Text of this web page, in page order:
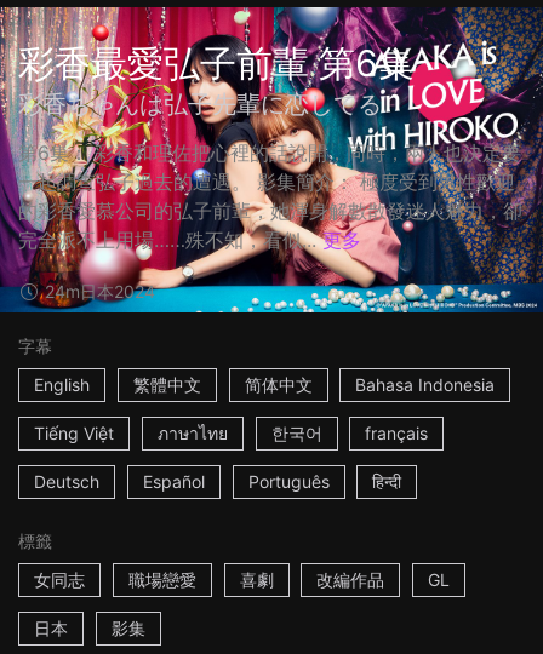
彩香最愛弘子前輩 第6集
彩香ちゃんは弘子先輩に恋してる
第6集： 彩香和理佐把心裡的話說開，同時，兩人也決定要
一起調查弘子過去的遭遇。 影集簡介： 極度受到男性歡迎
的彩香愛慕公司的弘子前輩，她渾身解數散發迷人魅力，卻
完全派不上用場……殊不知，看似... 更多
24m日本2024
字幕
English
繁體中文 简体中文 Bahasa Indonesia
Tiếng Việt ภาษาไทย 한국어 français
Deutsch Español Português हिन्दी
標籤
女同志
職場戀愛 喜劇 改編作品 GL
日本 影集